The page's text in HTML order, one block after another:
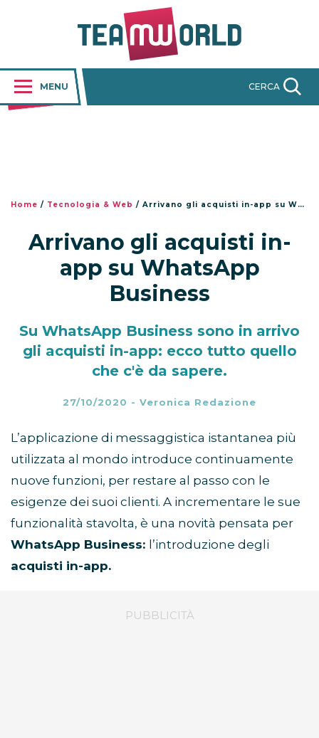
MENU CERCA
Home / Tecnologia & Web / Arrivano gli acquisti in-app su WhatsApp Business
Arrivano gli acquisti in-
app su WhatsApp
Business
Su WhatsApp Business sono in arrivo
gli acquisti in-app: ecco tutto quello
che c'è da sapere.
27/10/2020 - Veronica Redazione
L’applicazione di messaggistica istantanea più
utilizzata al mondo introduce continuamente
nuove funzioni, per restare al passo con le
esigenze dei suoi clienti. A incrementare le sue
funzionalità stavolta, è una novità pensata per
WhatsApp Business: l’introduzione degli
acquisti in-app.